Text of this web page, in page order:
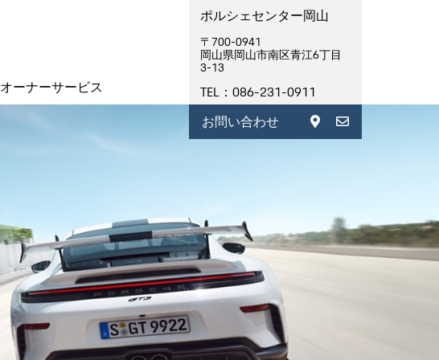
オーナーサービス
ポルシェセンター岡山
〒700-0941
岡山県岡山市南区青江6丁目
3-13
TEL：086-231-0911
お問い合わせ